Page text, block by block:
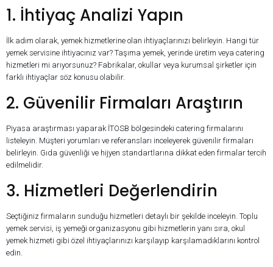
1. İhtiyaç Analizi Yapın
İlk adım olarak, yemek hizmetlerine olan ihtiyaçlarınızı belirleyin. Hangi tür
yemek servisine ihtiyacınız var? Taşıma yemek, yerinde üretim veya catering
hizmetleri mi arıyorsunuz? Fabrikalar, okullar veya kurumsal şirketler için
farklı ihtiyaçlar söz konusu olabilir.
2. Güvenilir Firmaları Araştırın
Piyasa araştırması yaparak İTOSB bölgesindeki catering firmalarını
listeleyin. Müşteri yorumları ve referansları inceleyerek güvenilir firmaları
belirleyin. Gıda güvenliği ve hijyen standartlarına dikkat eden firmalar tercih
edilmelidir.
3. Hizmetleri Değerlendirin
Seçtiğiniz firmaların sunduğu hizmetleri detaylı bir şekilde inceleyin. Toplu
yemek servisi, iş yemeği organizasyonu gibi hizmetlerin yanı sıra, okul
yemek hizmeti gibi özel ihtiyaçlarınızı karşılayıp karşılamadıklarını kontrol
edin.